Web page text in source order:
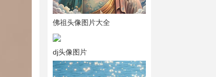
佛祖头像图片大全
dj头像图片